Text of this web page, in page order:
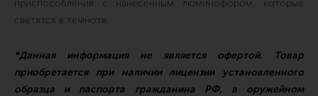
приспособления с нанесенным люминофором, которые
светятся в темноте.
*Данная информация не является офертой. Товар
приобретается при наличии лицензии установленного
образца и паспорта гражданина РФ, в оружейном